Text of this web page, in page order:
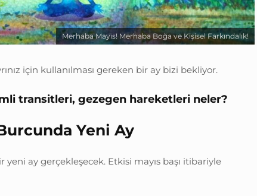
Merhaba Mayıs! Merhaba Boğa ve Kişisel Farkındalık!
için kullanılması gereken bir ay bizi bekliyor.
transitleri, gezegen hareketleri neler?
Yeni Ay
yeni ay gerçekleşecek. Etkisi mayıs başı itibariyle